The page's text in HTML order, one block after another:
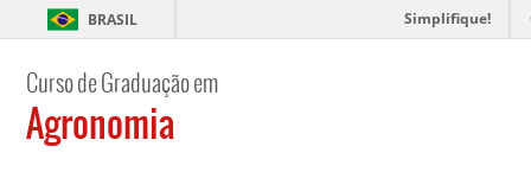
BRASIL Simplifique!
Curso de Graduação em
Agronomia